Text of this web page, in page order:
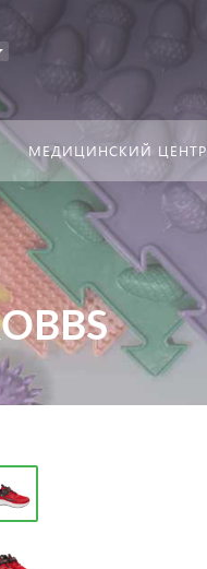
МЕДИЦИНСКИЙ ЦЕНТР